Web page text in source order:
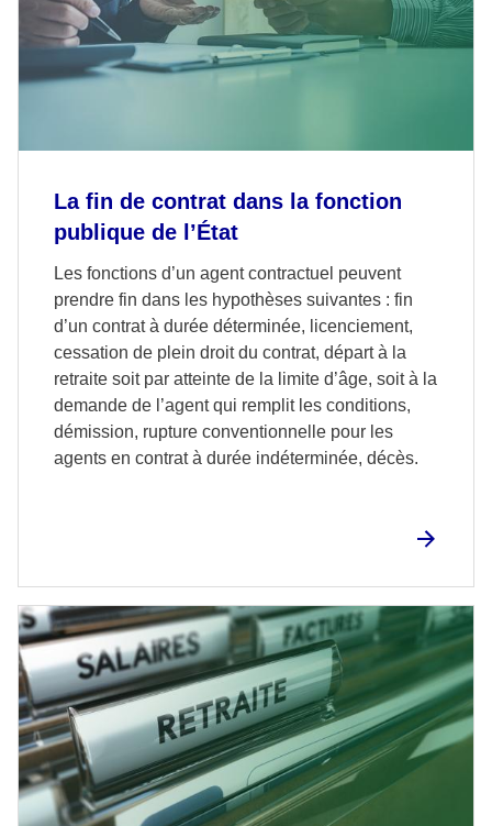
La fin de contrat dans la fonction
publique de l’État
Les fonctions d’un agent contractuel peuvent
prendre fin dans les hypothèses suivantes : fin
d’un contrat à durée déterminée, licenciement,
cessation de plein droit du contrat, départ à la
retraite soit par atteinte de la limite d’âge, soit à la
demande de l’agent qui remplit les conditions,
démission, rupture conventionnelle pour les
agents en contrat à durée indéterminée, décès.